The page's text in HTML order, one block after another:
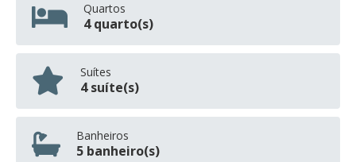
Quartos
4 quarto(s)
Suítes
4 suíte(s)
Banheiros
5 banheiro(s)